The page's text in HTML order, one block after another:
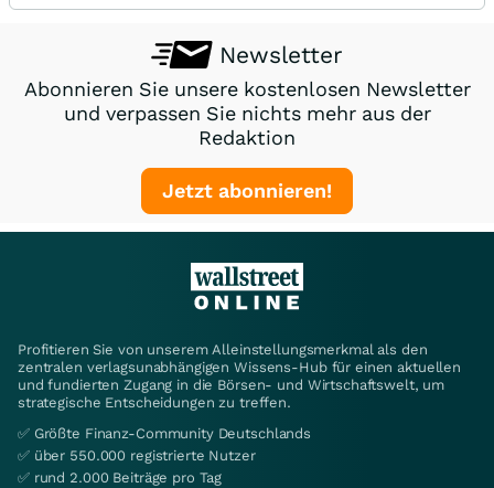
Newsletter
Abonnieren Sie unsere kostenlosen Newsletter
und verpassen Sie nichts mehr aus der
Redaktion
Jetzt abonnieren!
Profitieren Sie von unserem Alleinstellungsmerkmal als den
zentralen verlagsunabhängigen Wissens-Hub für einen aktuellen
und fundierten Zugang in die Börsen- und Wirtschaftswelt, um
strategische Entscheidungen zu treffen.
✅ Größte Finanz-Community Deutschlands
✅ über 550.000 registrierte Nutzer
✅ rund 2.000 Beiträge pro Tag